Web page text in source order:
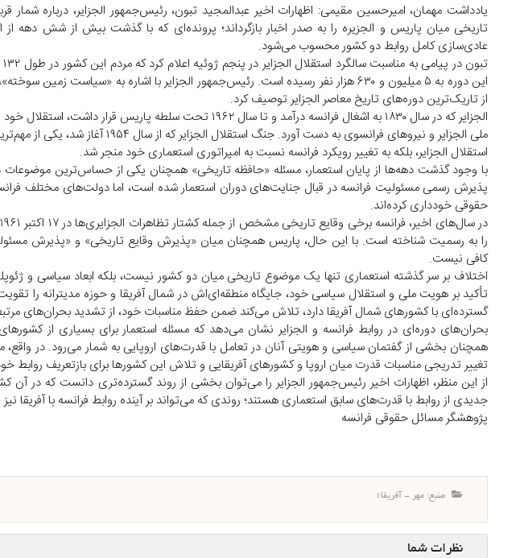
یادداشت مهمان، امیرحسین مقیمی: اظهارات اخیر عبدالمجید تبون، رئیس‌جمهور الجزایر، درباره شمار
تاریخی میان پاریس و الجزیره را به صدر اخبار بازگرداند؛ پرونده‌ای که با گذشت بیش از شش دهه از
عادی‌سازی کامل روابط دو کشور محسوب می‌شود.
این دوره به ۵ میلیون و ۶۳۰ هزار نفر رسیده است. رئیس‌جمهور الجزایر با اشاره به
از تاریک‌ترین دوره‌های تاریخ معاصر الجزایر توصیف کرد.
الجزایر که در سال ۱۸۳۰ به اشغال فرانسه درآمد و تا سال ۱۹۶۲
ملی الجزایر و نیروهای فرانسوی به دست
استقلال الجزایر، بلکه به تغییر رویکرد فرانسه نسبت به امپراتوری استعماری خود منجر شد.
با وجود گذشت دهه‌ها از پایان استعمار، مسئله «حافظه تاریخی» همچنان یکی از حساس‌ترین موضوعات
پذیرش رسمی مسئولیت فرانسه در قبال جنایت‌های دوران استعمار شده است، اما دولت‌های مختلف
حقوقی خودداری کرده‌اند.
را به رسمیت شناخته است. با این حال، پاریس همچنان میان «پذیرش وقایع تاریخی» و «پذیرش
کافی نیست.
اختلاف بر سر گذشته استعماری تنها یک موضوع تاریخی میان دو کشور نیست، بلکه ابعاد سیاسی و
تأکید بر هویت ملی و استقلال سیاسی خود، جایگاه منطقه‌ای‌اش در شمال آفریقا و حوزه مدیترانه را
گسترده‌ای با کشورهای شمال آفریقا دارد، تلاش می‌کند ضمن حفظ مناسبات خود، از تشدید بحران‌های
بحران‌های دوره‌ای در روابط فرانسه و الجزایر نشان می‌دهد که مسئله استعمار برای بسیاری از
همچنان بخشی از گفتمان سیاسی و هویتی آنان در تعامل با قدرت‌های اروپایی به شمار می‌رود. در واقع،
تغییر تدریجی مناسبات قدرت میان اروپا و کشورهای آفریقایی و تلاش این کشورها برای بازتعریف روابط
از این منظر، اظهارات اخیر رئیس‌جمهور الجزایر را می‌توان بخشی از روند گسترده‌تری دانست که در آن
جدیدی از روابط با قدرت‌های سابق استعماری هستند؛ روندی که می‌تواند بر آینده روابط فرانسه با آفریقا نیز
پژوهشگر مسائل حقوقی فرانسه
منبع: مهر - آفریقا1
نظرات شما